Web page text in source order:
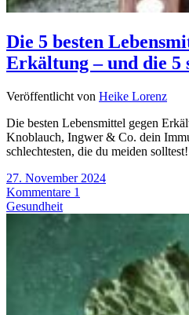
Die 5 besten
Erkältung – und die 5
Veröffentlicht von Heike Lorenz
Die besten Lebensmittel gegen
Knoblauch, Ingwer & Co. dein
schlechtesten, die du meiden solltest!
27. November 2024
Kommentare 1
Gesundheit